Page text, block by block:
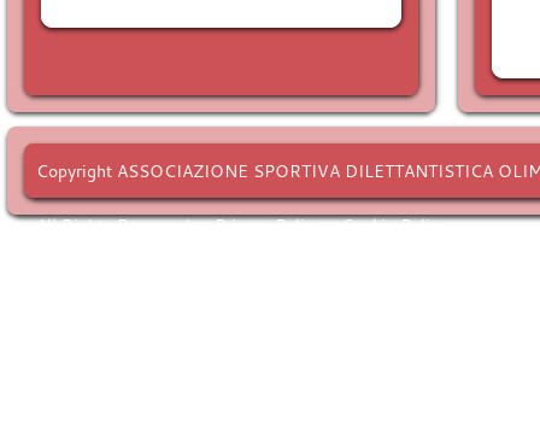
Copyright ASSOCIAZIONE SPORTIVA DILETTANTISTICA
All Rights Reserved. -Privacy Policy-Cookie Policy